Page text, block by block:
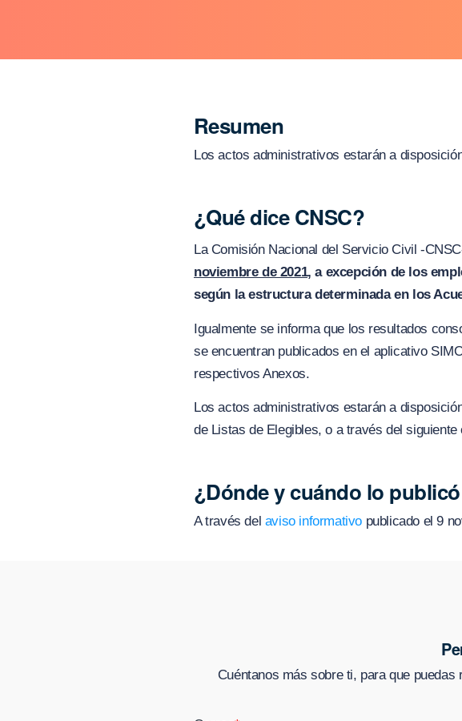
Resumen
Los actos administrativos estarán a
¿Qué dice CNSC?
La Comisión Nacional del Servicio Civil -
noviembre de 2021, a excepción de los
según la estructura determinada en los
Igualmente se informa que los resultados
se encuentran publicados en el aplicativo
respectivos Anexos.
Los actos administrativos estarán a
de Listas de Elegibles, o a través del siguiente
¿Dónde y cuándo lo
A través del aviso informativo publicado el 9
Cuéntanos más sobre ti, para que